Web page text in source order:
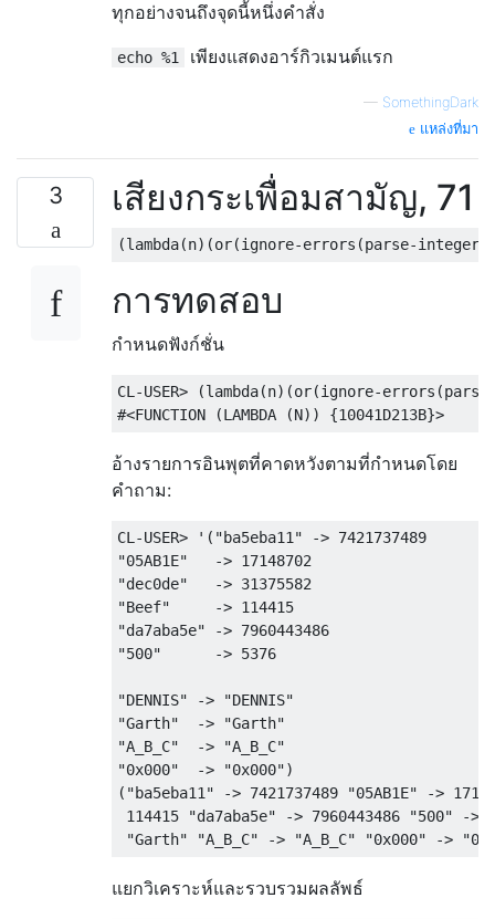
ทุกอย่างจนถึงจุดนี้หนึ่งคำสั่ง
echo %1 เพียงแสดงอาร์กิวเมนต์แรก
— SomethingDark
แหล่งที่มา
3 เสียงกระเพื่อมสามัญ, 71
การทดสอบ
กำหนดฟังก์ชั่น
CL-USER> (lambda(n)(or(ignore-
อ้างรายการอินพุตที่คาดหวังตามที่กำหนดโดย
คำถาม:
CL-USER> '("ba5eba11" -> 7421737489
"05AB1E"   -> 17148702
"dec0de"   -> 31375582
"Beef"     -> 114415
"da7aba5e" -> 7960443486
"500"      -> 5376
"DENNIS" -> "DENNIS"
"Garth"  -> "Garth"
"A_B_C"  -> "A_B_C"
"0x000"  -> "0x000")
("ba5eba11" -> 7421737489 "05AB1E" ->
114415 "da7aba5e" -> 7960443486 "500" ->
แยกวิเคราะห์และรวบรวมผลลัพธ์